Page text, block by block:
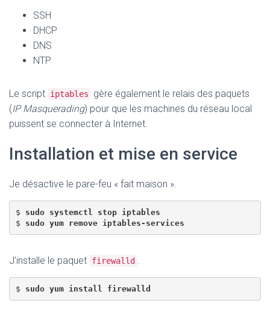
SSH
DHCP
DNS
NTP
Le script iptables
gère également le relais des paquets
(IP Masquerading) pour que les machines du réseau local
puissent se connecter à Internet.
Installation et mise en service
Je désactive le pare-feu « fait maison ».
$ sudo systemctl stop iptables
$ sudo yum remove iptables-services
J’installe le paquet firewalld .
$ sudo yum install firewalld